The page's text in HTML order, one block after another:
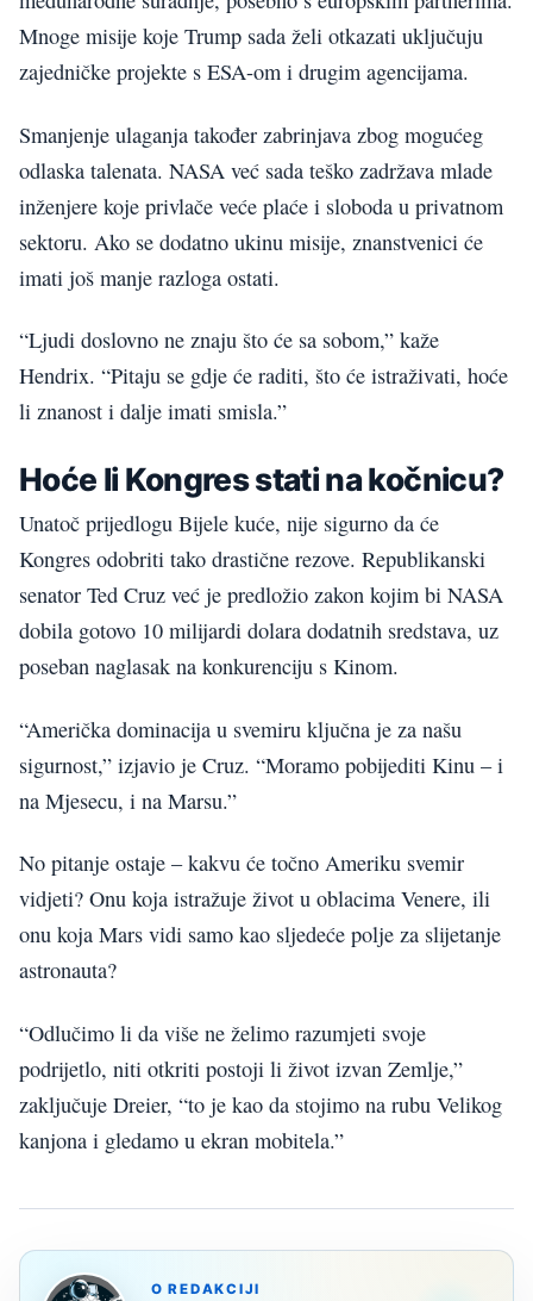
Mnoge misije koje Trump sada želi otkazati uključuju
zajedničke projekte s ESA-om i drugim agencijama.
Smanjenje ulaganja također zabrinjava zbog mogućeg
odlaska talenata. NASA već sada teško zadržava mlade
inženjere koje privlače veće plaće i sloboda u privatnom
sektoru. Ako se dodatno ukinu misije, znanstvenici će
imati još manje razloga ostati.
“Ljudi doslovno ne znaju što će sa sobom,” kaže
Hendrix. “Pitaju se gdje će raditi, što će istraživati, hoće
li znanost i dalje imati smisla.”
Hoće li Kongres stati na kočnicu?
Unatoč prijedlogu Bijele kuće, nije sigurno da će
Kongres odobriti tako drastične rezove. Republikanski
senator Ted Cruz već je predložio zakon kojim bi NASA
dobila gotovo 10 milijardi dolara dodatnih sredstava, uz
poseban naglasak na konkurenciju s Kinom.
“Američka dominacija u svemiru ključna je za našu
sigurnost,” izjavio je Cruz. “Moramo pobijediti Kinu – i
na Mjesecu, i na Marsu.”
No pitanje ostaje – kakvu će točno Ameriku svemir
vidjeti? Onu koja istražuje život u oblacima Venere, ili
onu koja Mars vidi samo kao sljedeće polje za slijetanje
astronauta?
“Odlučimo li da više ne želimo razumjeti svoje
podrijetlo, niti otkriti postoji li život izvan Zemlje,”
zaključuje Dreier, “to je kao da stojimo na rubu Velikog
kanjona i gledamo u ekran mobitela.”
O REDAKCIJI